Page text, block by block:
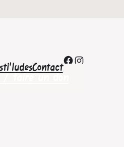
ContactFacebook
Instagram
/ faire un don